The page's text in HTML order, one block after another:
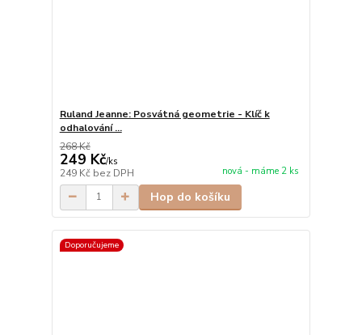
Ruland Jeanne: Posvátná geometrie - Klíč k
odhalování ...
268 Kč
249 Kč/ks
249 Kč bez DPH nová - máme 2 ks
Hop do košíku
Doporučujeme